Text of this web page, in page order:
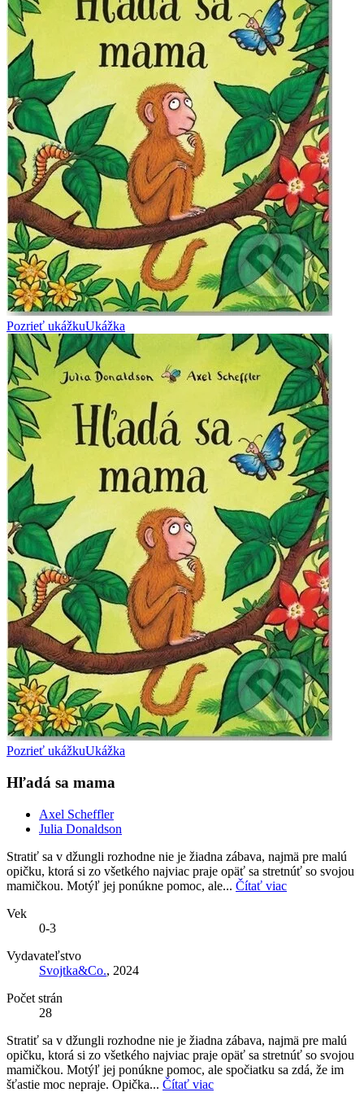
Pozrieť ukážkuUkážka
Pozrieť ukážkuUkážka
Hľadá sa mama
Axel Scheffler
Julia Donaldson
Stratiť sa v džungli rozhodne nie je žiadna zábava, najmä pre malú
opičku, ktorá si zo všetkého najviac praje opäť sa stretnúť so svojou
mamičkou. Motýľ jej ponúkne pomoc, ale... Čítať viac
Vek
0-3
Vydavateľstvo
Svojtka&Co., 2024
Počet strán
28
Stratiť sa v džungli rozhodne nie je žiadna zábava, najmä pre malú
opičku, ktorá si zo všetkého najviac praje opäť sa stretnúť so svojou
mamičkou. Motýľ jej ponúkne pomoc, ale spočiatku sa zdá, že im
šťastie moc nepraje. Opička... Čítať viac